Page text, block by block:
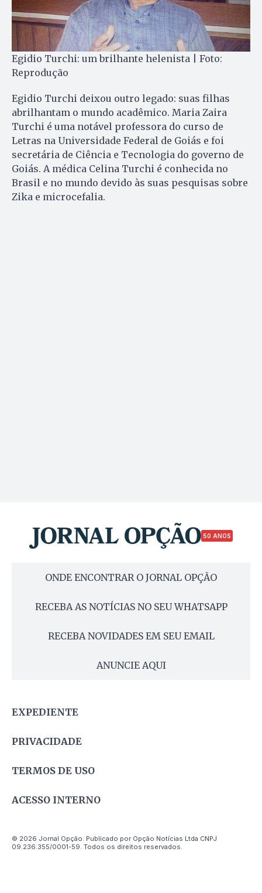
Egidio Turchi: um brilhante helenista | Foto:
Reprodução
Egidio Turchi deixou outro legado: suas filhas
abrilhantam o mundo acadêmico. Maria Zaira
Turchi é uma notável professora do curso de
Letras na Universidade Federal de Goiás e foi
secretária de Ciência e Tecnologia do governo de
Goiás. A médica Celina Turchi é conhecida no
Brasil e no mundo devido às suas pesquisas sobre
Zika e microcefalia.
50 ANOS
ONDE ENCONTRAR O JORNAL OPÇÃO
RECEBA AS NOTÍCIAS NO SEU WHATSAPP
RECEBA NOVIDADES EM SEU EMAIL
ANUNCIE AQUI
EXPEDIENTE
PRIVACIDADE
TERMOS DE USO
ACESSO INTERNO
© 2026 Jornal Opção. Publicado por Opção Notícias Ltda CNPJ
09.236.355/0001-59. Todos os direitos reservados.